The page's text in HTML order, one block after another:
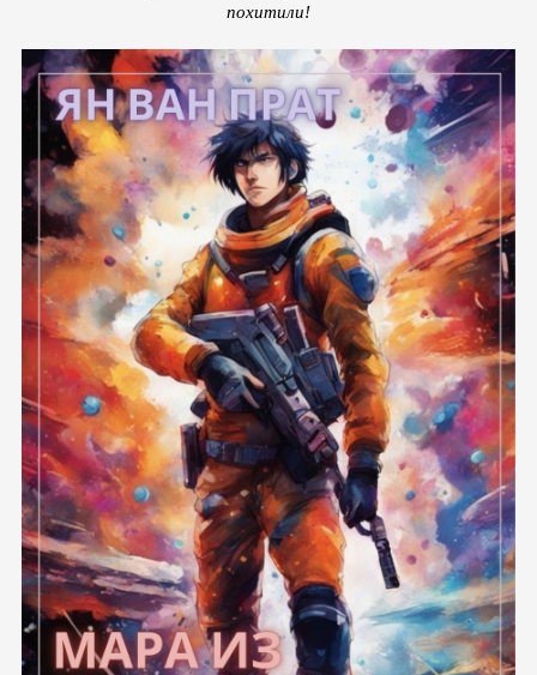
похитили!